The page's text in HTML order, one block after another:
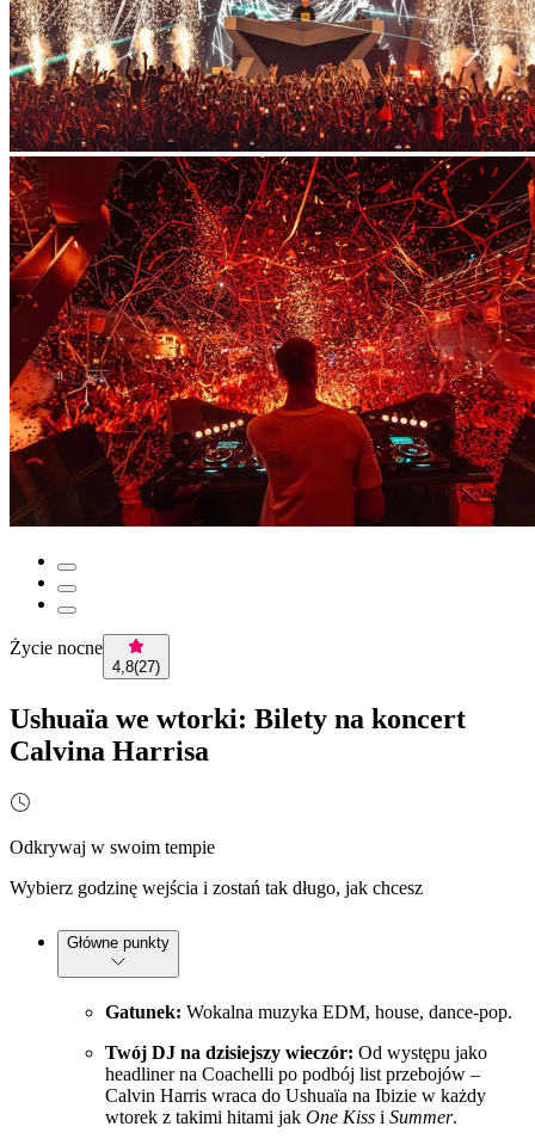
Życie nocne
4,8(27)
Ushuaïa we wtorki: Bilety na koncert
Calvina Harrisa
Odkrywaj w swoim tempie
Wybierz godzinę wejścia i zostań tak długo, jak chcesz
Główne punkty
Gatunek: Wokalna muzyka EDM, house, dance-pop.
Twój DJ na dzisiejszy wieczór: Od występu jako
headliner na Coachelli po podbój list przebojów –
Calvin Harris wraca do Ushuaïa na Ibizie w każdy
wtorek z takimi hitami jak One Kiss i Summer.